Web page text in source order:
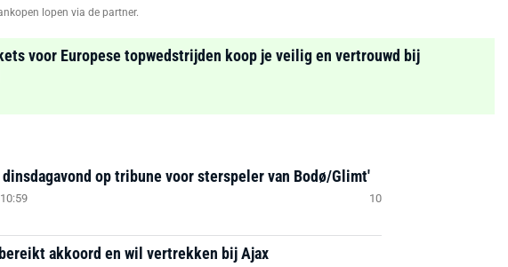
lopen via de partner.
voor Europese topwedstrijden koop je veilig en vertrouwd bij
op tribune voor sterspeler van Bodø/Glimt'
10
akkoord en wil vertrekken bij Ajax